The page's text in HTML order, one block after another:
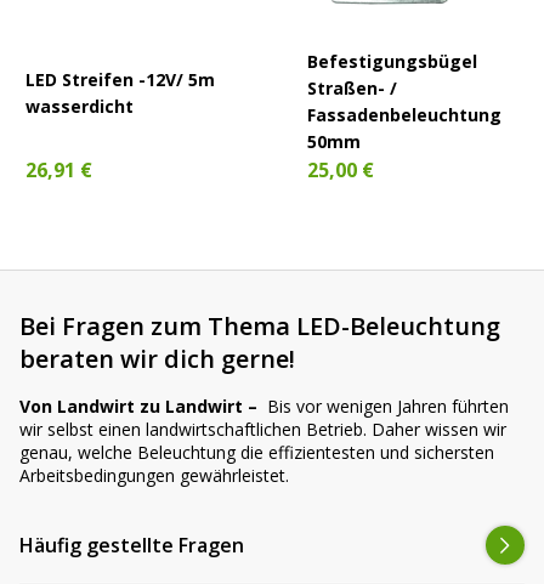
LED Streifen -12V/ 5m
wasserdicht
26,91 €
Befestigungsbügel
Straßen- /
Fassadenbeleuchtung
50mm
25,00 €
Bei Fragen zum Thema LED-Beleuchtung
beraten wir dich gerne!
Von Landwirt zu Landwirt – Bis vor wenigen Jahren führten
wir selbst einen landwirtschaftlichen Betrieb. Daher wissen wir
genau, welche Beleuchtung die effizientesten und sichersten
Arbeitsbedingungen gewährleistet.
Häufig gestellte Fragen